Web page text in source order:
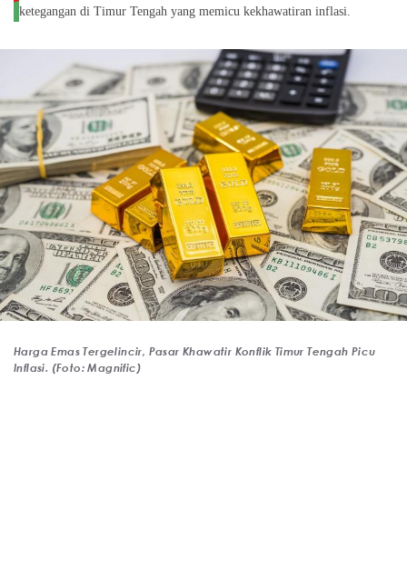
ketegangan di Timur Tengah yang memicu kekhawatiran inflasi.
Harga Emas Tergelincir, Pasar Khawatir Konflik Timur Tengah Picu
Inflasi. (Foto: Magnific)